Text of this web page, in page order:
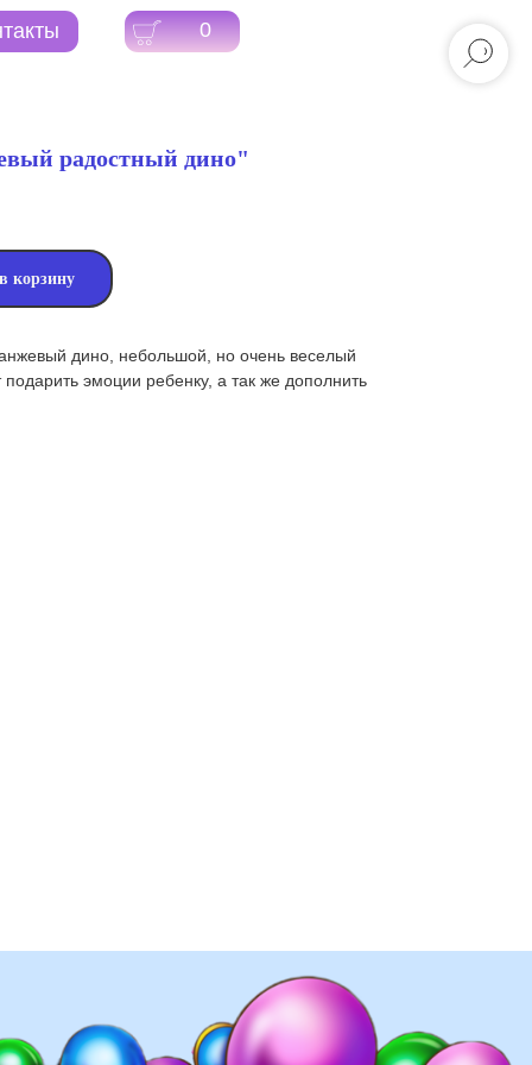
радостный дино"
корзину
дино, небольшой, но очень веселый
эмоции ребенку, а так же дополнить